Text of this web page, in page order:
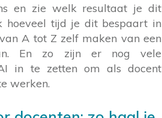
en zie welk resultaat je dit
hoeveel tijd je dit bespaart in
A tot Z zelf maken van een
En zo zijn er nog vele
in te zetten om als docent
werken.